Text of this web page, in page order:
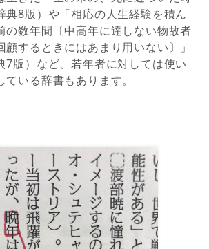
典8版）や「相応の人生経験を積ん
の数年間〔中高年に達しない物故者
するときにはあまり用いない〕」
7版）など、若年者に対しては使い
いる辞書もあります。